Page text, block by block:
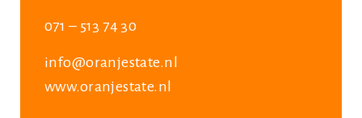
071 – 513 74 30
info@oranjestate.nl
www.oranjestate.nl